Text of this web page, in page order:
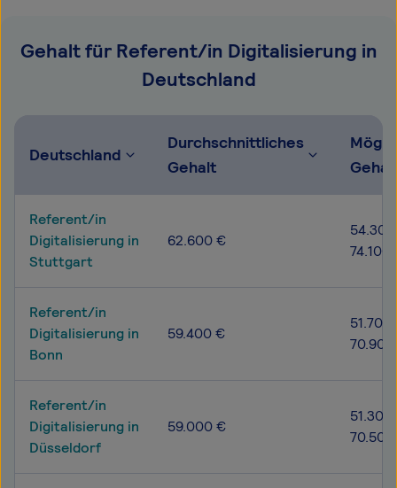
Gehalt für Referent/in Digitalisierung in
Deutschland
Deutschland
Durchschnittliches
Gehalt
Referent/in
Digitalisierung in
Stuttgart
62.600 €
74.100
Referent/in
Digitalisierung in
Bonn
59.400 €
Referent/in
Digitalisierung in
Düsseldorf
59.000 €